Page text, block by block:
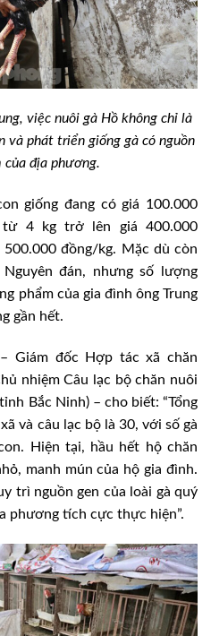
việc nuôi gà Hồ không chỉ là
và phát triển giống gà có nguồn
của địa phương.
giống đang có giá 100.000
từ 4 kg trở lên giá 400.000
đồng/kg. Mặc dù còn
đán, nhưng số lượng
phẩm của gia đình ông Trung
gần hết.
Giám đốc Hợp tác xã chăn
nhiệm Câu lạc bộ chăn nuôi
Bắc Ninh) – cho biết: “Tổng
và câu lạc bộ là 30, với số gà
Hiện tại, hầu hết hộ chăn
manh mún của hộ gia đình.
trì nguồn gen của loài gà quý
phương tích cực thực hiện”.